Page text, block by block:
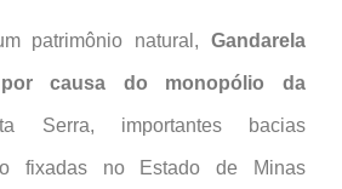
patrimônio natural, Gandarela
causa do monopólio da
Serra, importantes bacias
fixadas no Estado de Minas